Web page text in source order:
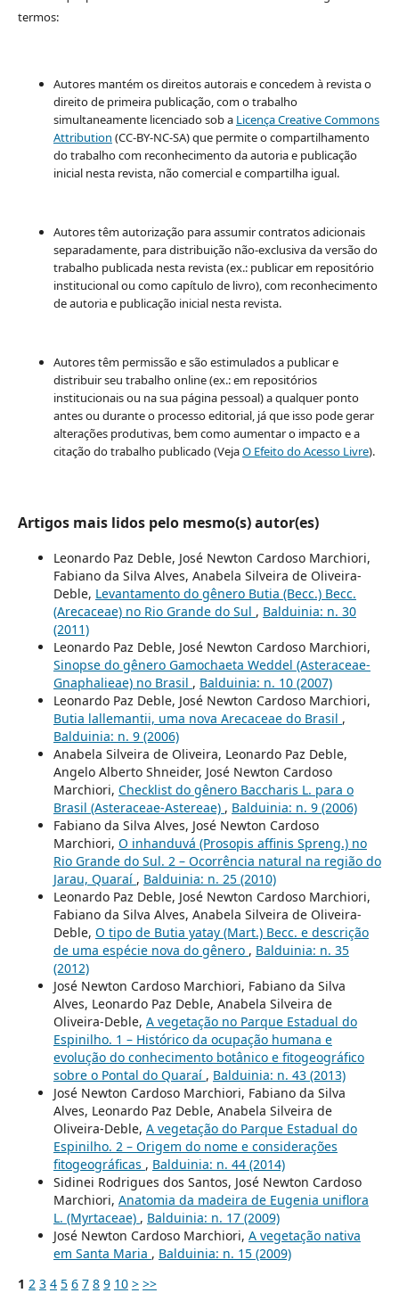
termos:
Autores mantém os direitos autorais e concedem à revista o
direito de primeira publicação, com o trabalho
simultaneamente licenciado sob a Licença Creative Commons
Attribution (CC-BY-NC-SA) que permite o compartilhamento
do trabalho com reconhecimento da autoria e publicação
inicial nesta revista, não comercial e compartilha igual.
Autores têm autorização para assumir contratos adicionais
separadamente, para distribuição não-exclusiva da versão do
trabalho publicada nesta revista (ex.: publicar em repositório
institucional ou como capítulo de livro), com reconhecimento
de autoria e publicação inicial nesta revista.
Autores têm permissão e são estimulados a publicar e
distribuir seu trabalho online (ex.: em repositórios
institucionais ou na sua página pessoal) a qualquer ponto
antes ou durante o processo editorial, já que isso pode gerar
alterações produtivas, bem como aumentar o impacto e a
citação do trabalho publicado (VejaO Efeito do Acesso Livre).
Artigos mais lidos pelo mesmo(s) autor(es)
Leonardo Paz Deble, José Newton Cardoso Marchiori,
Fabiano da Silva Alves, Anabela Silveira de Oliveira-
Deble, Levantamento do gênero Butia (Becc.) Becc.
(Arecaceae) no Rio Grande do Sul , Balduinia: n. 30
(2011)
Leonardo Paz Deble, José Newton Cardoso Marchiori,
Sinopse do gênero Gamochaeta Weddel (Asteraceae-
Gnaphalieae) no Brasil , Balduinia: n. 10 (2007)
Leonardo Paz Deble, José Newton Cardoso Marchiori,
Butia lallemantii, uma nova Arecaceae do Brasil ,
Balduinia: n. 9 (2006)
Anabela Silveira de Oliveira, Leonardo Paz Deble,
Angelo Alberto Shneider, José Newton Cardoso
Marchiori, Checklist do gênero Baccharis L. para o
Brasil (Asteraceae-Astereae) , Balduinia: n. 9 (2006)
Fabiano da Silva Alves, José Newton Cardoso
Marchiori, O inhanduvá (Prosopis affinis Spreng.) no
Rio Grande do Sul. 2 – Ocorrência natural na região do
Jarau, Quaraí , Balduinia: n. 25 (2010)
Leonardo Paz Deble, José Newton Cardoso Marchiori,
Fabiano da Silva Alves, Anabela Silveira de Oliveira-
Deble, O tipo de Butia yatay (Mart.) Becc. e descrição
de uma espécie nova do gênero , Balduinia: n. 35
(2012)
José Newton Cardoso Marchiori, Fabiano da Silva
Alves, Leonardo Paz Deble, Anabela Silveira de
Oliveira-Deble, A vegetação no Parque Estadual do
Espinilho. 1 – Histórico da ocupação humana e
evolução do conhecimento botânico e fitogeográfico
sobre o Pontal do Quaraí , Balduinia: n. 43 (2013)
José Newton Cardoso Marchiori, Fabiano da Silva
Alves, Leonardo Paz Deble, Anabela Silveira de
Oliveira-Deble, A vegetação do Parque Estadual do
Espinilho. 2 – Origem do nome e considerações
fitogeográficas , Balduinia: n. 44 (2014)
Sidinei Rodrigues dos Santos, José Newton Cardoso
Marchiori, Anatomia da madeira de Eugenia uniflora
L. (Myrtaceae) , Balduinia: n. 17 (2009)
José Newton Cardoso Marchiori, A vegetação nativa
em Santa Maria , Balduinia: n. 15 (2009)
1 2 3 4 5 6 7 8 9 10 > >>